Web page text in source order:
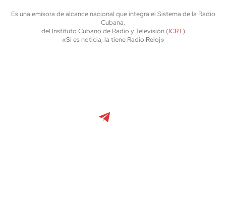
Es una emisora de alcance nacional que integra el Sistema de la Radio
Cubana,
del Instituto Cubano de Radio y Televisión (ICRT)
«Si es noticia, la tiene Radio Reloj»